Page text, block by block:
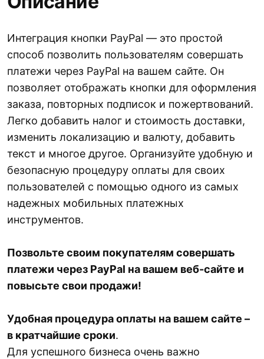
Интеграция кнопки PayPal — это простой
способ позволить пользователям совершать
платежи через PayPal на вашем сайте. Он
позволяет отображать кнопки для оформления
заказа, повторных подписок и пожертвований.
Легко добавить налог и стоимость доставки,
изменить локализацию и валюту, добавить
текст и многое другое. Организуйте удобную и
безопасную процедуру оплаты для своих
пользователей с помощью одного из самых
надежных мобильных платежных
инструментов.
Позвольте своим покупателям совершать
платежи через PayPal на вашем веб-сайте и
повысьте свои продажи!
Удобная процедура оплаты на вашем сайте –
в кратчайшие сроки.
Для успешного бизнеса очень важно